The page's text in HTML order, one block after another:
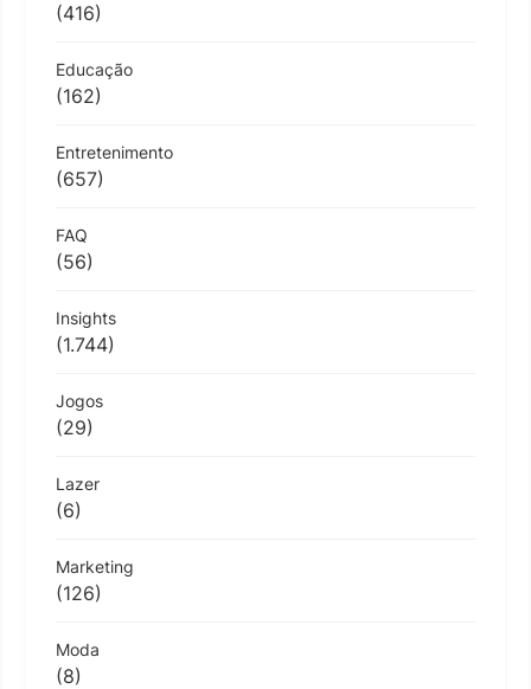
(416)
Educação
(162)
Entretenimento
(657)
FAQ
(56)
Insights
(1.744)
Jogos
(29)
Lazer
(6)
Marketing
(126)
Moda
(8)